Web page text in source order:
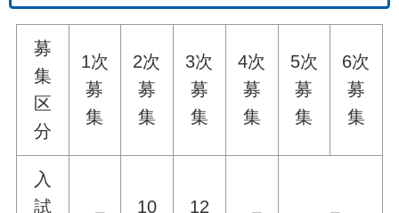
募
集
区
分
1次
募
集
2次
募
集
3次
募
集
4次
募
集
5次
募
集
6次
募
集
入
試
10
12